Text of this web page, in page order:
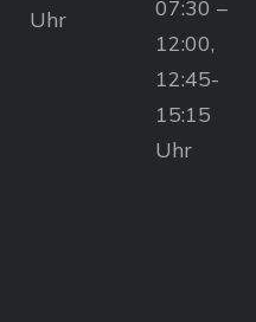
Uhr
07:30 –
12:00,
12:45-
15:15
Uhr